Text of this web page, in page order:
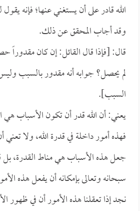
الله قادر على أن يستغني عنها؛ فإنه
وقد أجاب المحقق عن ذلك.
قال: [فإذا قال القائل: إن كان
لم يحصل؟ جوابه أنه مقدور بالسبب
السبب].
يعني: أن الله قدر أن تكون الأسباب هي
فهذه أمور داخلة في قدرة الله، ولا تعني
جعل هذه الأسباب هي مناط القدرة، بل
سبحانه وتعالى بإمكانه أن يفعل هذه
نجد إذا تعقلنا هذه الأمور أن في